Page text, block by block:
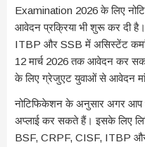
Examination 2026 के लिए
आवेदन प्रक्रिया भी शुरू कर दी
ITBP और SSB में असिस्टेंट
12 मार्च 2026 तक आवेदन कर
के लिए ग्रेजुएट युवाओं से आवेदन
नोटिफिकेशन के अनुसार अगर आप
अप्लाई कर सकते हैं। इसके लिए
BSF, CRPF, CISF, ITBP